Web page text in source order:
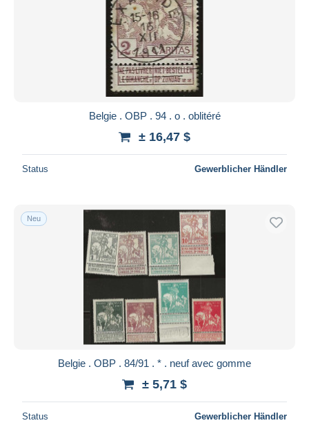
Belgie . OBP . 94 . o . oblitéré
± 16,47 $
Status Gewerblicher Händler
Neu
Belgie . OBP . 84/91 . * . neuf avec gomme
± 5,71 $
Status Gewerblicher Händler